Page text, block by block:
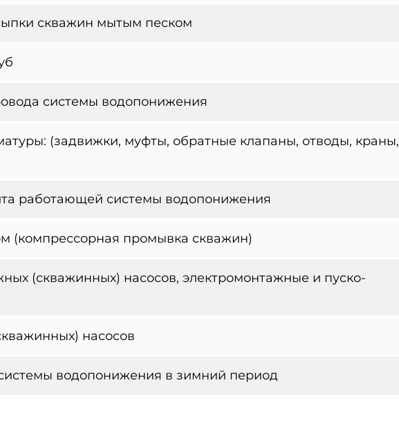
скважин мытым песком
системы водопонижения
(задвижки, муфты, обратные клапаны, отводы, краны,
работающей системы водопонижения
(компрессорная промывка скважин)
(скважинных) насосов, электромонтажные и пуско-
насосов
водопонижения в зимний период